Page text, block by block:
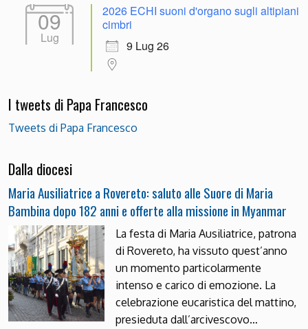
09
Lug
2026 ECHI suoni d'organo sugli altipiani
cimbri
9 Lug 26
I tweets di Papa Francesco
Tweets di Papa Francesco
Dalla diocesi
Maria Ausiliatrice a Rovereto: saluto alle Suore di Maria
Bambina dopo 182 anni e offerte alla missione in Myanmar
La festa di Maria Ausiliatrice, patrona
di Rovereto, ha vissuto quest’anno
un momento particolarmente
intenso e carico di emozione. La
celebrazione eucaristica del mattino,
presieduta dall’arcivescovo…